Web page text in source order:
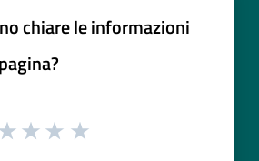
chiare le informazioni